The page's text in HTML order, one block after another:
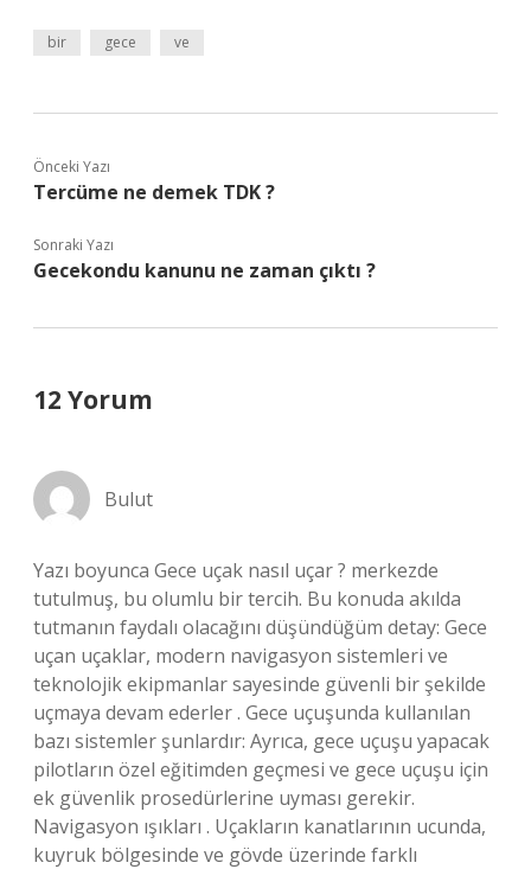
bir gece ve
Önceki Yazı
Tercüme ne demek TDK ?
Sonraki Yazı
Gecekondu kanunu ne zaman çıktı ?
12 Yorum
Bulut
Yazı boyunca Gece uçak nasıl uçar ? merkezde
tutulmuş, bu olumlu bir tercih. Bu konuda akılda
tutmanın faydalı olacağını düşündüğüm detay: Gece
uçan uçaklar, modern navigasyon sistemleri ve
teknolojik ekipmanlar sayesinde güvenli bir şekilde
uçmaya devam ederler . Gece uçuşunda kullanılan
bazı sistemler şunlardır: Ayrıca, gece uçuşu yapacak
pilotların özel eğitimden geçmesi ve gece uçuşu için
ek güvenlik prosedürlerine uyması gerekir.
Navigasyon ışıkları . Uçakların kanatlarının ucunda,
kuyruk bölgesinde ve gövde üzerinde farklı